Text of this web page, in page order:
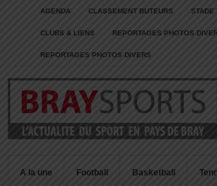
AGENDA CLASSEMENT BUTEURS
CLUBS & LIENS REPORTAGES PHOTOS
REPORTAGES PHOTOS DIVERS
A la une Football Basketball